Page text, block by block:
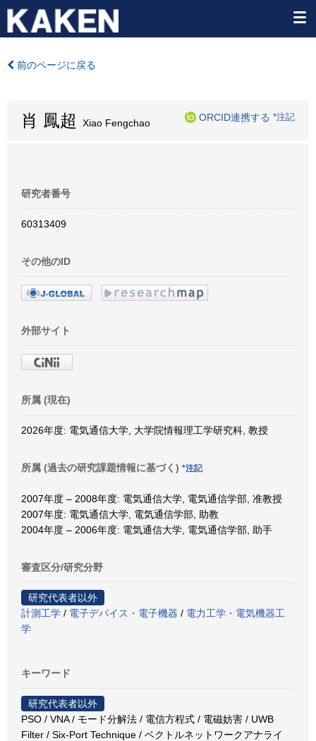
前のページに戻る
肖 鳳超 Xiao Fengchao
ORCID連携する *注記
研究者番号
60313409
その他のID
外部サイト
所属 (現在)
2026年度: 電気通信大学, 大学院情報理工学研究科, 教授
所属 (過去の研究課題情報に基づく) *注記
2007年度 – 2008年度: 電気通信大学, 電気通信学部, 准教授
2007年度: 電気通信大学, 電気通信学部, 助教
2004年度 – 2006年度: 電気通信大学, 電気通信学部, 助手
審査区分/研究分野
研究代表者以外
計測工学 / 電子デバイス・電子機器 / 電力工学・電気機器工
学
キーワード
研究代表者以外
PSO / VNA / モード分解法 / 電信方程式 / 電磁妨害 / UWB
Filter / Six-Port Technique / ベクトルネットワークアナライ